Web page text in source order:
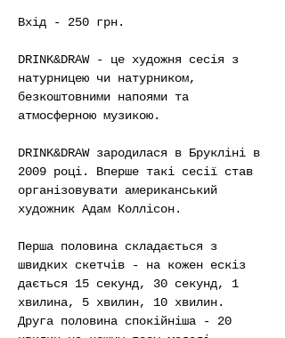
Вхід - 250 грн.
DRINK&DRAW - це художня сесія з
натурницею чи натурником,
безкоштовними напоями та
атмосферною музикою.
DRINK&DRAW зародилася в Брукліні в
2009 році. Вперше такі сесії став
організовувати американський
художник Адам Коллісон.
Перша половина складається з
швидких скетчів - на кожен ескіз
дається 15 секунд, 30 секунд, 1
хвилина, 5 хвилин, 10 хвилин.
Друга половина спокійніша - 20